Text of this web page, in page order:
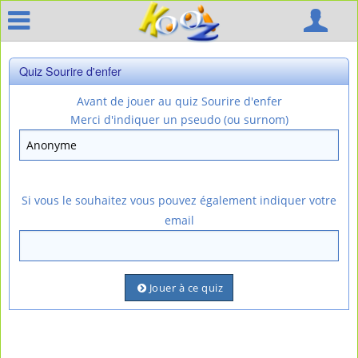
Quiz Sourire d'enfer
Avant de jouer au quiz Sourire d'enfer
Merci d'indiquer un pseudo (ou surnom)
Si vous le souhaitez vous pouvez également indiquer votre
email
Jouer à ce quiz